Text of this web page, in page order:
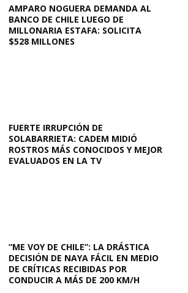
AMPARO NOGUERA DEMANDA AL
BANCO DE CHILE LUEGO DE
MILLONARIA ESTAFA: SOLICITA
$528 MILLONES
FUERTE IRRUPCIÓN DE
SOLABARRIETA: CADEM MIDIÓ
ROSTROS MÁS CONOCIDOS Y MEJOR
EVALUADOS EN LA TV
“ME VOY DE CHILE”: LA DRÁSTICA
DECISIÓN DE NAYA FÁCIL EN MEDIO
DE CRÍTICAS RECIBIDAS POR
CONDUCIR A MÁS DE 200 KM/H